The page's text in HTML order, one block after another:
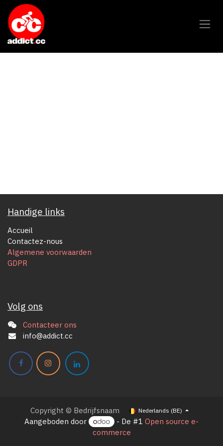
Overslaan naar inhoud
Handige links
Accueil
Contactez-nous
Algemene voorwaarden
GDPR
Volg ons
Contacteer ons
info@addict.cc
Copyright © Bedrijfsnaam Nederlands (BE)
Aangeboden door - De #1 Open source e-
commerce